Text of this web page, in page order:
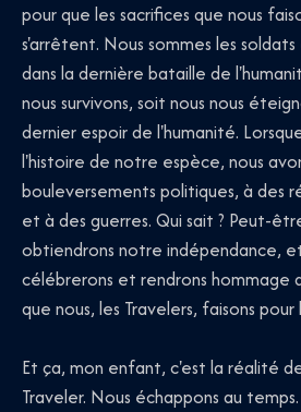
pour que les sacrifices que nous
s'arrêtent. Nous sommes les
dans la dernière bataille de
nous survivons, soit nous nous
dernier espoir de l'humanité.
l'histoire de notre espèce, nous
bouleversements politiques, à des
et à des guerres. Qui sait ? Peut-
obtiendrons notre indépendance,
célébrerons et rendrons hommage
que nous, les Travelers, faisons
Et ça, mon enfant, c'est la réalité
Traveler. Nous échappons au